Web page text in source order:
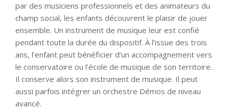
par des musiciens professionnels et des animateurs du
champ social, les enfants découvrent le plaisir de jouer
ensemble. Un instrument de musique leur est confié
pendant toute la durée du dispositif. À l’issue des trois
ans, l’enfant peut bénéficier d’un accompagnement vers
le conservatoire ou l’école de musique de son territoire.
Il conserve alors son instrument de musique. Il peut
aussi parfois intégrer un orchestre Démos de niveau
avancé.